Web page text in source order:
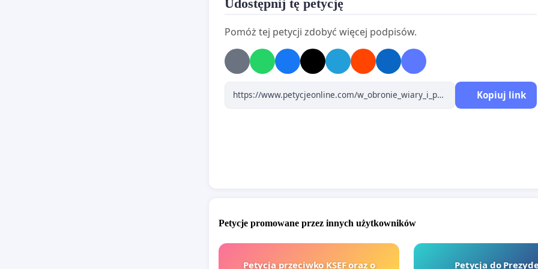
Bo chyba wielu sportowców wiedząc wcześniej, co będzie działo
się wokół łodzi, nie wzięło by udziału w otwarciu. (Są ludzie, którzy
mówiąco tym, że śpiewające urwane głowy oglądały dzieci, co nie
podoba się wielu państwom. Satanistyczny przekaz widowiska
skrytykował miedzy innymi prezydent Mołdawi) Natomiast
opowiedzieć fakt, co się widzi już nie wolno?
ukarany to organizatorzy otwarcia igrzysk olimpijskich we Francji.
igrzysk i pokojowe? Nie sądzę. W całym ponad 3,5 godzinnym
Udostępnij tę petycję
Pomóż tej petycji zdobyć więcej podpisów.
Kopiuj link
Petycje promowane przez innych użytkowników
Petycja przeciwko KSEF oraz o
Petycja do